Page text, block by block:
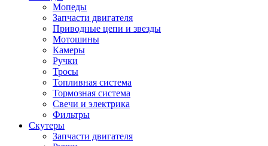
Мопеды
Запчасти двигателя
Приводные цепи и звезды
Мотошины
Камеры
Ручки
Тросы
Топливная система
Тормозная система
Свечи и электрика
Фильтры
Cкутеры
Запчасти двигателя